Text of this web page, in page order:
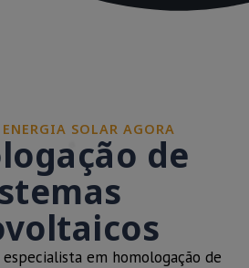
SOLAR AGORA
de
especialista em homologação de